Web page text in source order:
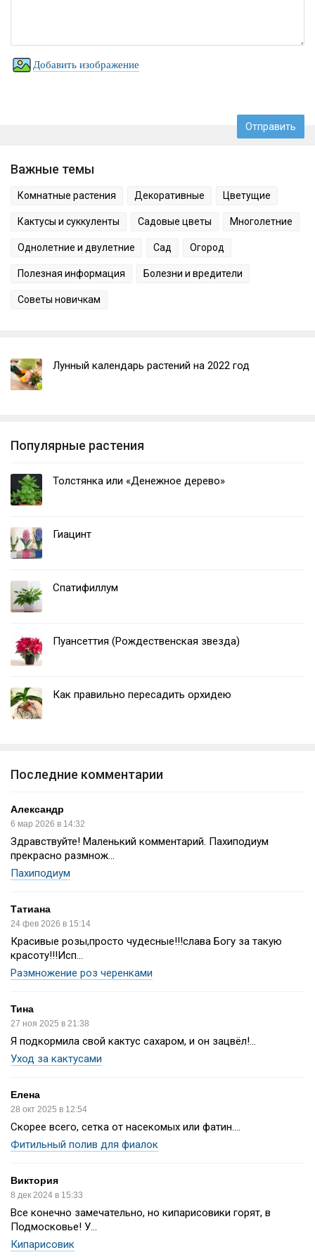
Добавить изображение
Важные темы
Комнатные растения Декоративные Цветущие
Кактусы и суккуленты Садовые цветы Многолетние
Однолетние и двулетние Сад Огород
Полезная информация Болезни и вредители
Советы новичкам
Лунный календарь растений на 2022 год
Популярные растения
Толстянка или «Денежное дерево»
Гиацинт
Спатифиллум
Пуансеттия (Рождественская звезда)
Как правильно пересадить орхидею
Последние комментарии
Александр
6 мар 2026 в 14:32
Здравствуйте! Маленький комментарий. Пахиподиум
прекрасно размнож...
Пахиподиум
Татиана
24 фев 2026 в 15:14
Красивые розы,просто чудесные!!!слава Богу за такую
красоту!!!Исп...
Размножение роз черенками
Тина
27 ноя 2025 в 21:38
Я подкормила свой кактус сахаром, и он зацвёл!...
Уход за кактусами
Елена
28 окт 2025 в 12:54
Скорее всего, сетка от насекомых или фатин....
Фитильный полив для фиалок
Виктория
8 дек 2024 в 15:33
Все конечно замечательно, но кипарисовики горят, в
Подмосковье! У...
Кипарисовик